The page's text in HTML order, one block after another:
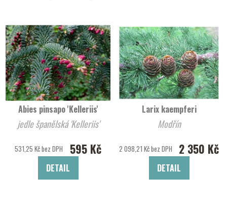
Abies pinsapo 'Kelleriis'
jedle španělská 'Kelleriis'
531,25 Kč bez DPH 595 Kč
DETAIL
Larix kaempferi
Modřín
2 098,21 Kč bez DPH 2 350 Kč
DETAIL